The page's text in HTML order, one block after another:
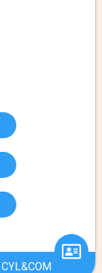
CYL&COM